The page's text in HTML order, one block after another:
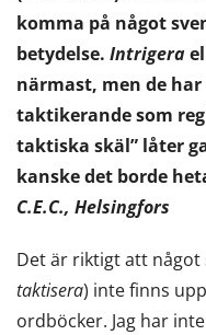
komma på något
betydelse. Intrigera
närmast, men de
taktikerande som
taktiska skäl” låter
kanske det borde
C.E.C., Helsingfors
Det är riktigt att
taktisera) inte finns
ordböcker. Jag har